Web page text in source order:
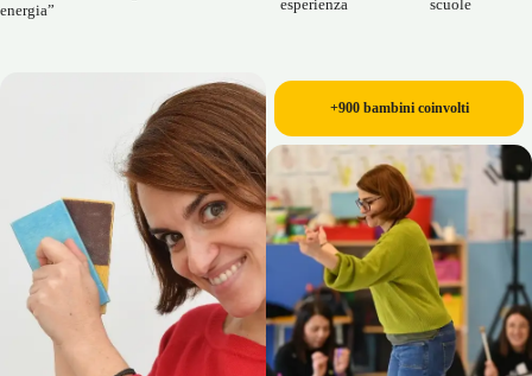
energia”
esperienza
scuole
+900 bambini coinvolti